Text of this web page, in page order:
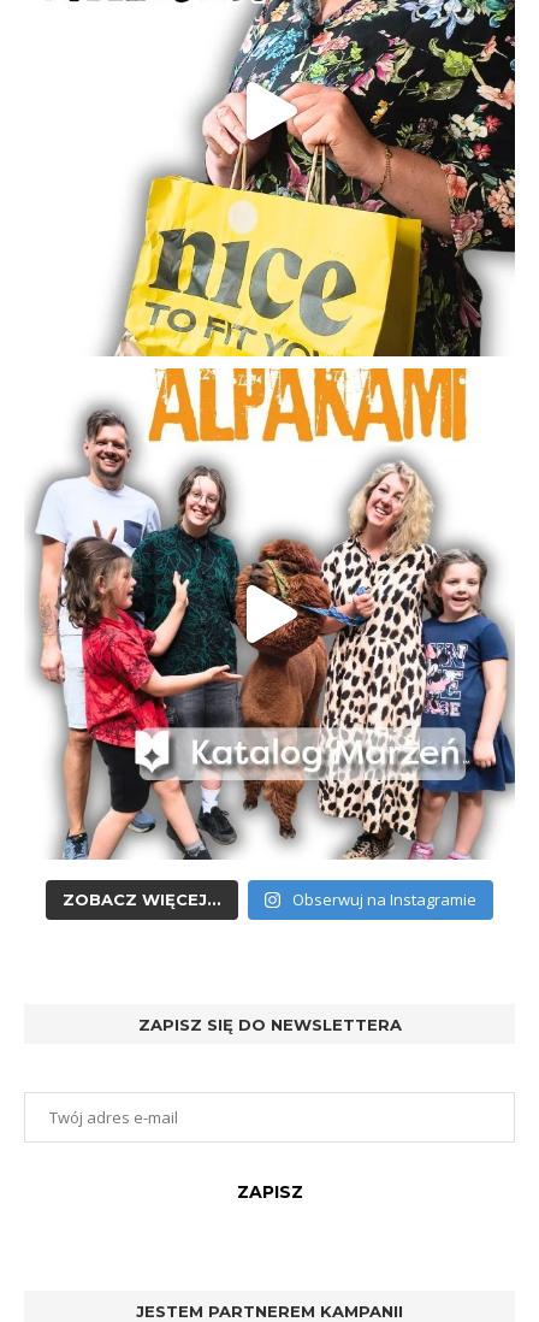
ZOBACZ WIĘCEJ... Obserwuj na Instagramie
ZAPISZ SIĘ DO NEWSLETTERA
JESTEM PARTNEREM KAMPANII